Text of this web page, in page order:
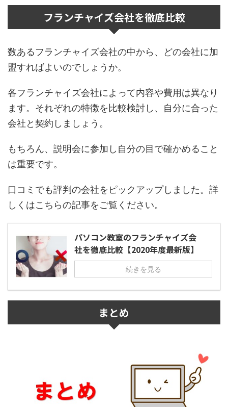
フランチャイズ会社を徹底比較
数あるフランチャイズ会社の中から、どの会社に加
盟すればよいのでしょうか。
各フランチャイズ会社によって内容や費用は異なり
ます。それぞれの特徴を比較検討し、自分に合った
会社と契約しましょう。
もちろん、説明会に参加し自分の目で確かめること
は重要です。
口コミでも評判の会社をピックアップしました。詳
しくはこちらの記事をご覧ください。
パソコン教室のフランチャイズ会
社を徹底比較【2020年度最新版】
続きを見る
まとめ